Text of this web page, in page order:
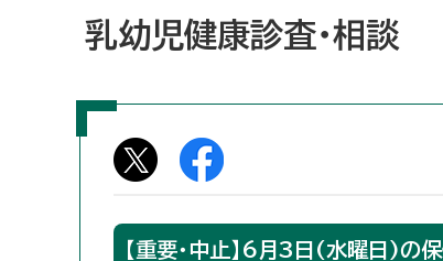
乳幼児健康診査・相談
【重要・中止】6月3日(水曜日)の